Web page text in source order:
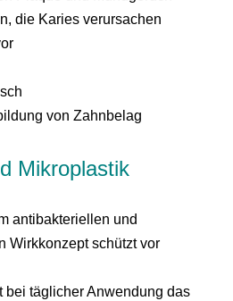
die Karies verursachen
von Zahnbelag
Mikroplastik
antibakteriellen und
Wirkkonzept schützt vor
bei täglicher Anwendung das